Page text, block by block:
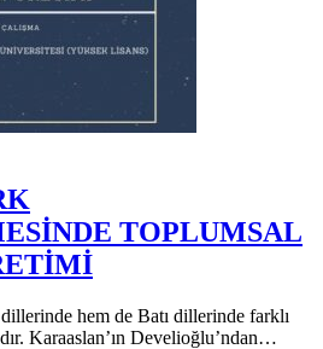
TOPLUMSAL
hem de Batı dillerinde farklı
Karaaslan’ın Develioğlu’ndan…